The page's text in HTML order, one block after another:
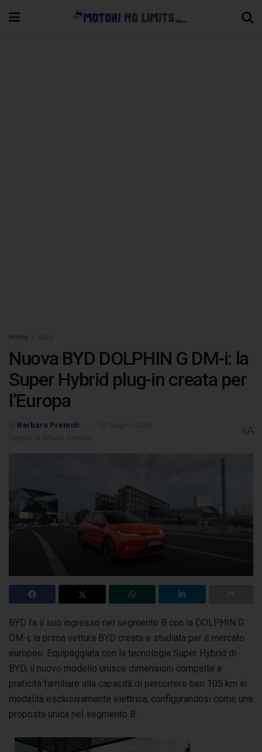
Home
Nuova BYD DOLPHIN G DM-i: la
Super Hybrid plug-in creata per
l’Europa
Barbara Premoli
AA
BYD fa il suo ingresso nel segmento B con la DOLPHIN G
DM-i; la prima vettura BYD creata e studiata per il mercato
europeo. Equipaggiata con la tecnologia Super Hybrid di
BYD, il nuovo modello unisce dimensioni compatte e
praticità familiare alla capacità di percorrere ben 105 km in
modalità esclusivamente elettrica, configurandosi come una
proposta unica nel segmento B.